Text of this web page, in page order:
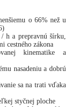
o 66% než u
h a prepravnú šírku,
cestného zákona
kinematike a
nasadeniu a dobrú
sa na trati vďaka
styčnej ploche